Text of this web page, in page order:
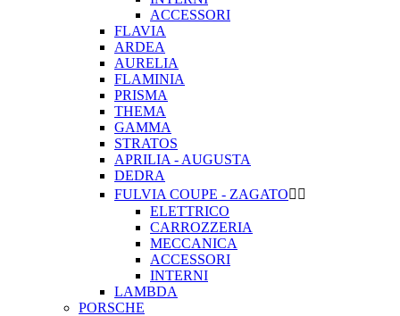
ACCESSORI
FLAVIA
ARDEA
AURELIA
FLAMINIA
PRISMA
THEMA
GAMMA
STRATOS
APRILIA - AUGUSTA
DEDRA
FULVIA COUPE - ZAGATO 
ELETTRICO
CARROZZERIA
MECCANICA
ACCESSORI
INTERNI
LAMBDA
PORSCHE